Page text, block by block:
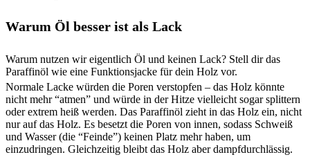
Warum Öl besser ist als Lack
Warum nutzen wir eigentlich Öl und keinen Lack? Stell dir das
Paraffinöl wie eine Funktionsjacke für dein Holz vor.
Normale Lacke würden die Poren verstopfen – das Holz könnte
nicht mehr “atmen” und würde in der Hitze vielleicht sogar splittern
oder extrem heiß werden. Das Paraffinöl zieht in das Holz ein, nicht
nur auf das Holz. Es besetzt die Poren von innen, sodass Schweiß
und Wasser (die “Feinde”) keinen Platz mehr haben, um
einzudringen. Gleichzeitig bleibt das Holz aber dampfdurchlässig.